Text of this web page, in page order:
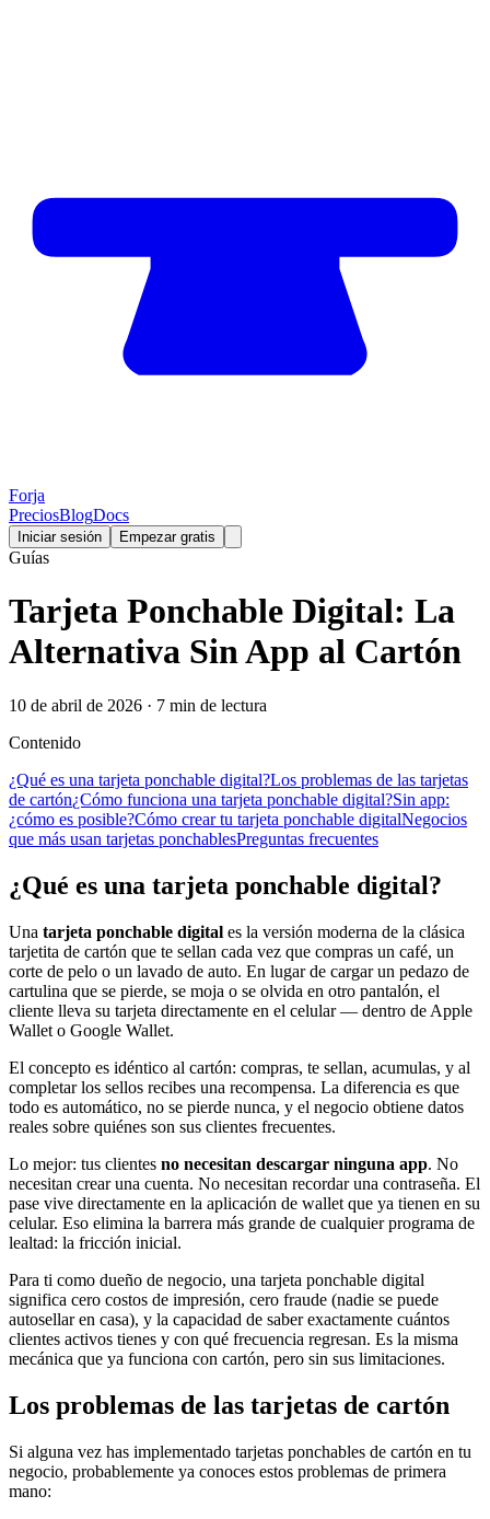
Forja
PreciosBlogDocs
Iniciar sesión Empezar gratis
Guías
Tarjeta Ponchable Digital: La
Alternativa Sin App al Cartón
10 de abril de 2026 · 7 min de lectura
Contenido
¿Qué es una tarjeta ponchable digital?Los problemas de las tarjetas
de cartón¿Cómo funciona una tarjeta ponchable digital?Sin app:
¿cómo es posible?Cómo crear tu tarjeta ponchable digitalNegocios
que más usan tarjetas ponchablesPreguntas frecuentes
¿Qué es una tarjeta ponchable digital?
Una tarjeta ponchable digital es la versión moderna de la clásica
tarjetita de cartón que te sellan cada vez que compras un café, un
corte de pelo o un lavado de auto. En lugar de cargar un pedazo de
cartulina que se pierde, se moja o se olvida en otro pantalón, el
cliente lleva su tarjeta directamente en el celular — dentro de Apple
Wallet o Google Wallet.
El concepto es idéntico al cartón: compras, te sellan, acumulas, y al
completar los sellos recibes una recompensa. La diferencia es que
todo es automático, no se pierde nunca, y el negocio obtiene datos
reales sobre quiénes son sus clientes frecuentes.
Lo mejor: tus clientes no necesitan descargar ninguna app. No
necesitan crear una cuenta. No necesitan recordar una contraseña. El
pase vive directamente en la aplicación de wallet que ya tienen en su
celular. Eso elimina la barrera más grande de cualquier programa de
lealtad: la fricción inicial.
Para ti como dueño de negocio, una tarjeta ponchable digital
significa cero costos de impresión, cero fraude (nadie se puede
autosellar en casa), y la capacidad de saber exactamente cuántos
clientes activos tienes y con qué frecuencia regresan. Es la misma
mecánica que ya funciona con cartón, pero sin sus limitaciones.
Los problemas de las tarjetas de cartón
Si alguna vez has implementado tarjetas ponchables de cartón en tu
negocio, probablemente ya conoces estos problemas de primera
mano: